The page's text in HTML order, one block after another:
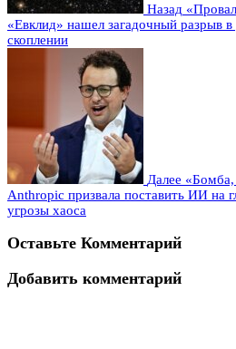
Назад
«Евклид» нашел загадочный разрыв
скоплении
Далее
Anthropic призвала поставить ИИ на
угрозы хаоса
Оставьте Комментарий
Добавить комментарий